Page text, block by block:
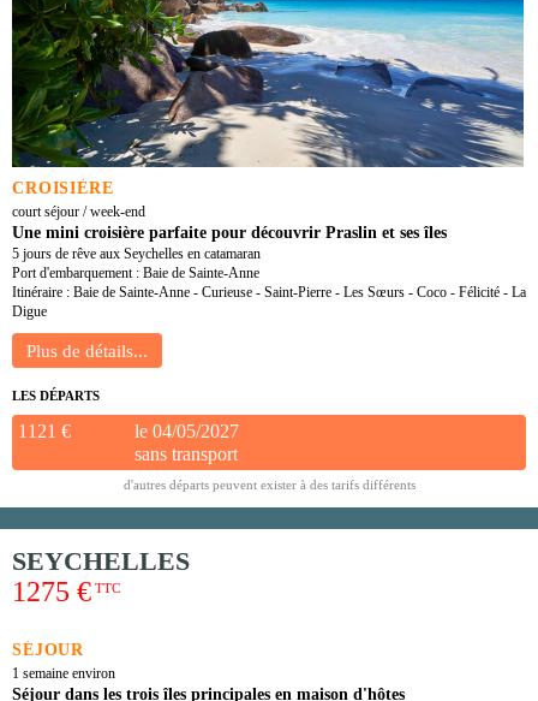
CROISIÈRE
court séjour / week-end
Une mini croisière parfaite pour découvrir Praslin et ses îles
5 jours de rêve aux Seychelles en catamaran
Port d'embarquement : Baie de Sainte-Anne
Itinéraire : Baie de Sainte-Anne - Curieuse - Saint-Pierre - Les Sœurs - Coco - Félicité - La
Digue
LES DÉPARTS
1121 €
le 04/05/2027
sans transport
d'autres départs peuvent exister à des tarifs différents
SEYCHELLES
1275 € TTC
SÉJOUR
1 semaine environ
Séjour dans les trois îles principales en maison d'hôtes